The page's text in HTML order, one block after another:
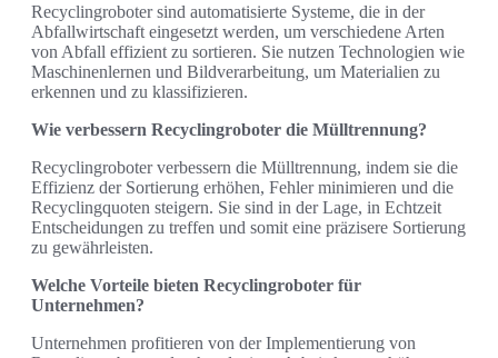
Recyclingroboter sind automatisierte Systeme, die in der
Abfallwirtschaft eingesetzt werden, um verschiedene Arten
von Abfall effizient zu sortieren. Sie nutzen Technologien wie
Maschinenlernen und Bildverarbeitung, um Materialien zu
erkennen und zu klassifizieren.
Wie verbessern Recyclingroboter die Mülltrennung?
Recyclingroboter verbessern die Mülltrennung, indem sie die
Effizienz der Sortierung erhöhen, Fehler minimieren und die
Recyclingquoten steigern. Sie sind in der Lage, in Echtzeit
Entscheidungen zu treffen und somit eine präzisere Sortierung
zu gewährleisten.
Welche Vorteile bieten Recyclingroboter für
Unternehmen?
Unternehmen profitieren von der Implementierung von